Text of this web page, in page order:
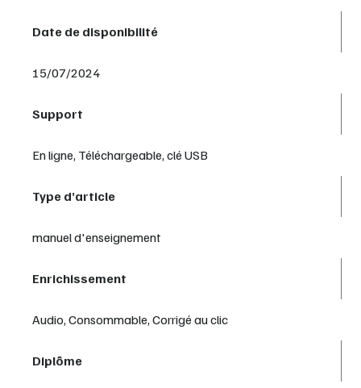
Date de disponibilité
15/07/2024
Support
En ligne, Téléchargeable, clé USB
Type d’article
manuel d'enseignement
Enrichissement
Audio, Consommable, Corrigé au clic
Diplôme